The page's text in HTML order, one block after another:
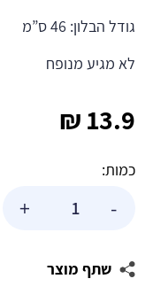
גודל הבלון: 46 ס”מ
לא מגיע מנופח
13.9
₪
כמות:
-
של
עגול
+
שתף מוצר